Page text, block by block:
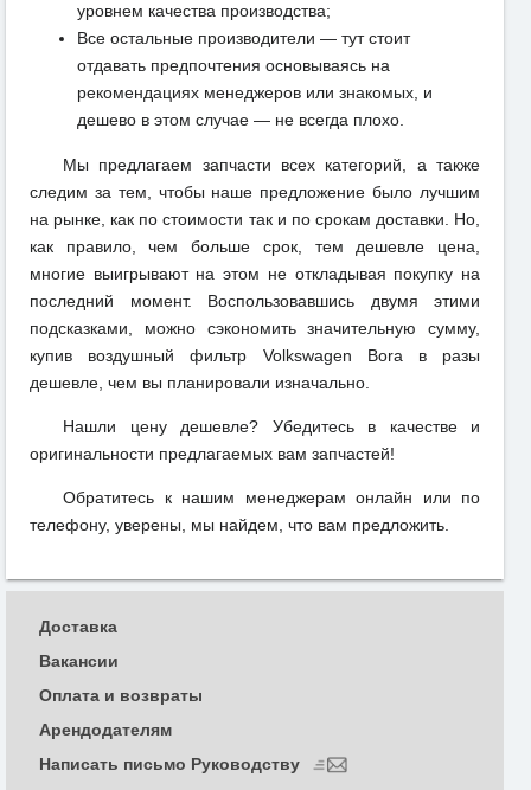
уровнем качества производства;
Все остальные производители — тут стоит
отдавать предпочтения основываясь на
рекомендациях менеджеров или знакомых, и
дешево в этом случае — не всегда плохо.
Мы предлагаем запчасти всех категорий, а также
следим за тем, чтобы наше предложение было лучшим
на рынке, как по стоимости так и по срокам доставки. Но,
как правило, чем больше срок, тем дешевле цена,
многие выигрывают на этом не откладывая покупку на
последний момент. Воспользовавшись двумя этими
подсказками, можно сэкономить значительную сумму,
купив воздушный фильтр Volkswagen Bora в разы
дешевле, чем вы планировали изначально.
Нашли цену дешевле? Убедитесь в качестве и
оригинальности предлагаемых вам запчастей!
Обратитесь к нашим менеджерам онлайн или по
телефону, уверены, мы найдем, что вам предложить.
Доставка
Вакансии
Оплата и возвраты
Арендодателям
Написать письмо Руководству